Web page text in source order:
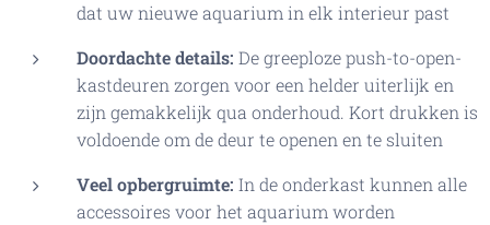
dat uw nieuwe aquarium in elk interieur past
Doordachte details: De greeploze push-to-open-
kastdeuren zorgen voor een helder uiterlijk en
zijn gemakkelijk qua onderhoud. Kort drukken is
voldoende om de deur te openen en te sluiten
Veel opbergruimte: In de onderkast kunnen alle
accessoires voor het aquarium worden